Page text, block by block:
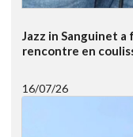
Jazz in Sanguinet
rencontre en
16/07/26